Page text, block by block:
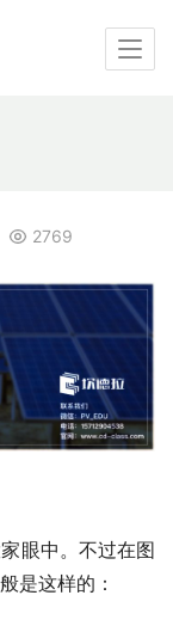
2769
眼中。不过在图
是这样的：